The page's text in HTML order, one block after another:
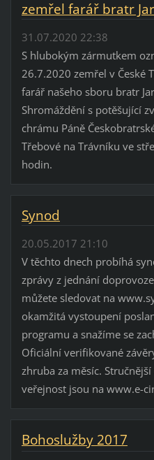
zemřel farář bratr
31.07.2020 22:38
S hlubokým zármutkem
26.7.2020 zemřel v České
farář našeho sboru bratr
Shromáždění s potěšující
chrámu Páně
Třebové na Trávníku ve
hodin.
Synod
20.05.2017 21:10
V těchto dnech probíhá
zprávy z jednání
můžete sledovat na
okamžitá vystoupení
programu a snažíme se
Oficiální verifikované
zhruba za měsíc.
veřejnost jsou na www.e-
Bohoslužby 2017